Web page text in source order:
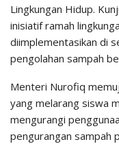
Lingkungan Hidup.
inisiatif ramah
diimplementasikan di
pengolahan sampah
Menteri Nurofiq
yang melarang siswa
mengurangi
pengurangan sampah